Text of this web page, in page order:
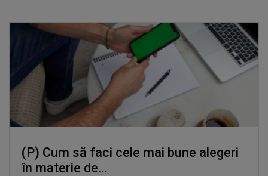
(P) Cum să faci cele mai bune alegeri
în materie de...